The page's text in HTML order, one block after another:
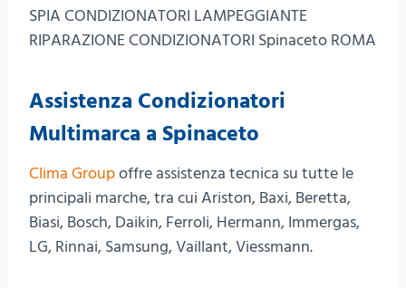
SPIA CONDIZIONATORI LAMPEGGIANTE
RIPARAZIONE CONDIZIONATORI Spinaceto ROMA
Assistenza Condizionatori
Multimarca a Spinaceto
Clima Groupoffre assistenza tecnica su tutte le
principali marche, tra cui Ariston, Baxi, Beretta,
Biasi, Bosch, Daikin, Ferroli, Hermann, Immergas,
LG, Rinnai, Samsung, Vaillant, Viessmann.